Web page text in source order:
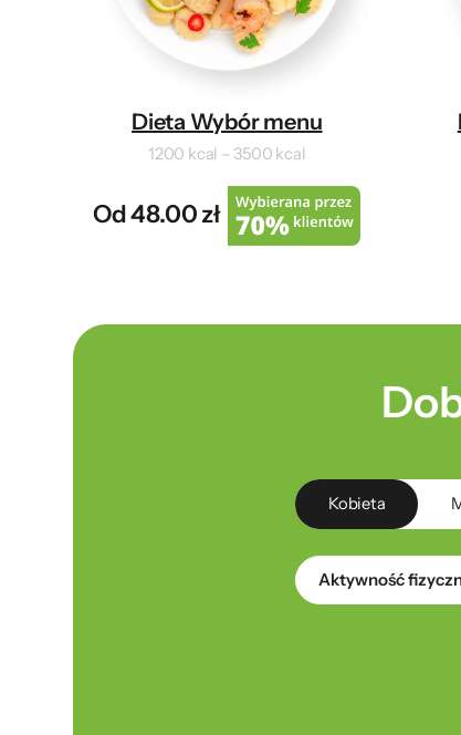
Dieta Wybór menu
1200 kcal – 3500 kcal
Od 48.00 zł
Kobieta